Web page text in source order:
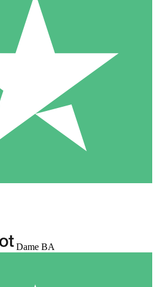
Dame BA